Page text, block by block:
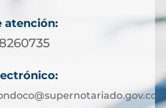
atención: